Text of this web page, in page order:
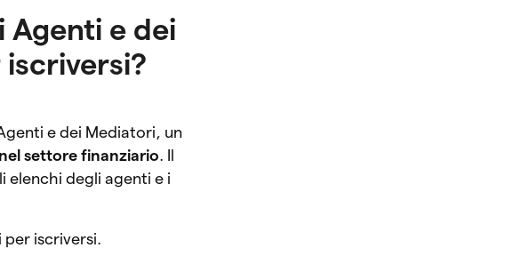
Agenti e dei
e dei Mediatori, un
settore finanziario . Il
elenchi degli agenti e i
iscriversi.